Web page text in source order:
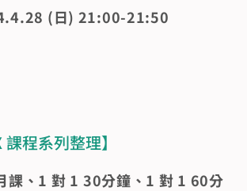
(日) 21:00-21:50
課程系列整理】
課、1 對 1 30分鐘、1 對 1 60分